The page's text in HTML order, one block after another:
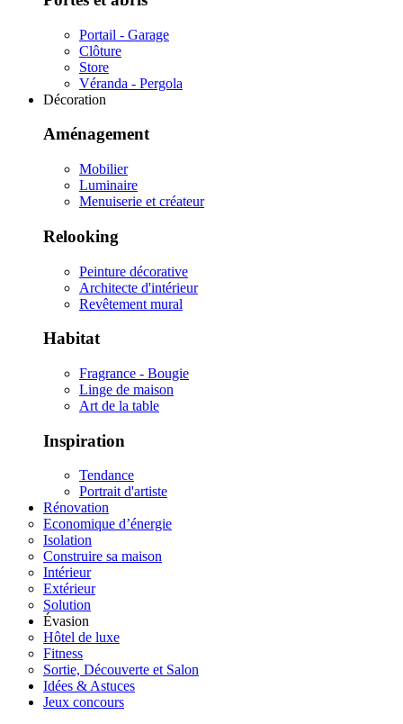
Portail - Garage
Clôture
Store
Véranda - Pergola
Décoration
Aménagement
Mobilier
Luminaire
Menuiserie et créateur
Relooking
Peinture décorative
Architecte d'intérieur
Revêtement mural
Habitat
Fragrance - Bougie
Linge de maison
Art de la table
Inspiration
Tendance
Portrait d'artiste
Rénovation
Economique d’énergie
Isolation
Construire sa maison
Intérieur
Extérieur
Solution
Évasion
Hôtel de luxe
Fitness
Sortie, Découverte et Salon
Idées & Astuces
Jeux concours